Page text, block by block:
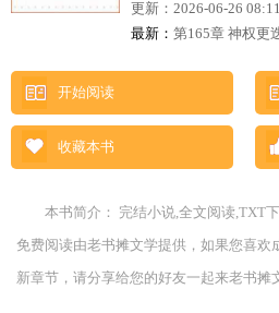
更新： 2026-06-26
最新： 第165章 神权更
开始阅读
收藏本书
本书简介： 完结小说,全文阅读,TXT
免费阅读由老书摊文学提供，如果您喜欢
新章节，请分享给您的好友一起来老书摊